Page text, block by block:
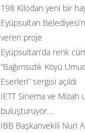
198 Kilodan yeni bir
Eyüpsultan
veren proje
Eyüpsultan’da renk
“Bağımsızlık Köyü
Eserleri” sergisi açıldı
İETT Sinema ve Mizah
buluşturuyor…
İBB Başkanvekili Nuri